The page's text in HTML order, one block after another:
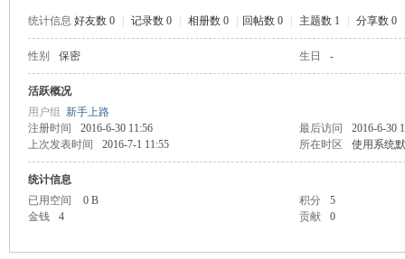
统计信息 好友数 0 记录数 0 相册数 0 回帖数 0 主题数 1 分享数 0
性别 保密 生日 -
活跃概况
用户组 新手上路
注册时间
2016-6-30 11:56 最后访问
2016-6-30
上次发表时间
2016-7-1 11:55 所在时区 使用系统
统计信息
已用空间
0 B 积分
5
金钱
4 贡献 0